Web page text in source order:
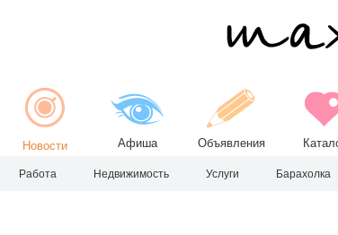
Новости Афиша Объявления
Работа Недвижимость Услуги Барахолка